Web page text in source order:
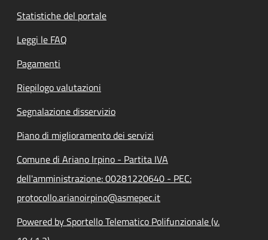
Statistiche del portale
Leggi le FAQ
Pagamenti
Riepilogo valutazioni
Segnalazione disservizio
Piano di miglioramento dei servizi
Comune di Ariano Irpino - Partita IVA
dell'amministrazione: 00281220640 - PEC:
protocollo.arianoirpino@asmepec.it
Powered by Sportello Telematico Polifunzionale (v.